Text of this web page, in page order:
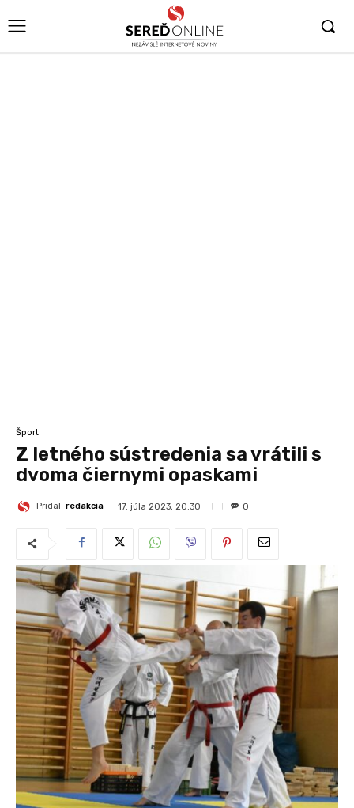
Šport
Z letného sústredenia sa vrátili s
dvoma čiernymi opaskami
Pridal redakcia 17. júla 2023, 20:30 0